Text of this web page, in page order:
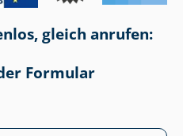
gleich anrufen:
Formular